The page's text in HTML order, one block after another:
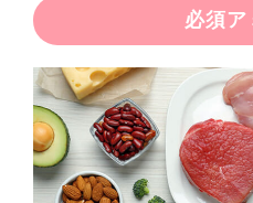
必須ア